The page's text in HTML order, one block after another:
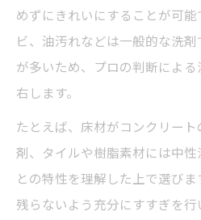
めずにきれいにすることが可能
ビ、油汚れなどは一般的な洗
が多いため、プロの判断によ
右します。
たとえば、床材がコンクリー
剤、タイルや樹脂素材には中
との特性を理解した上で選び
残らないよう充分にすすぎを